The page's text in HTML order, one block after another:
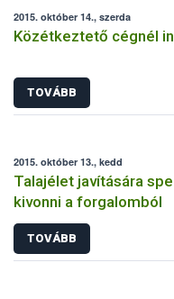
2015. október 14., szerda
Közétkeztető cégnél
TOVÁBB
2015. október 13., kedd
Talajélet javítására
kivonni a forgalomból
TOVÁBB